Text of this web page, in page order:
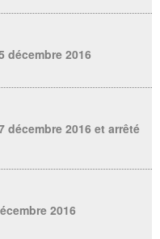
décembre 2016
décembre 2016 et arrêté
2016